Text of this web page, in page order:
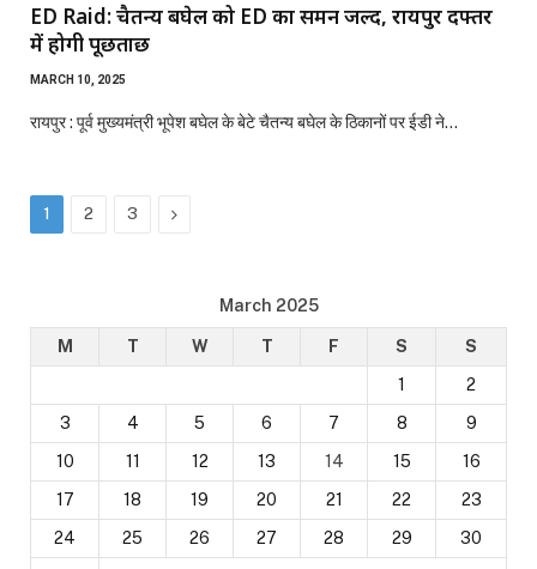
ED Raid: चैतन्य बघेल को ED का समन जल्द, रायपुर दफ्तर
में होगी पूछताछ
MARCH 10, 2025
रायपुर : पूर्व मुख्यमंत्री भूपेश बघेल के बेटे चैतन्य बघेल के ठिकानों पर ईडी ने…
1 2 3 Next
March 2025
M T W T F S
S
1
2
3
4 5 6 7 8
9
10
11 12 13 14 15
16
17
18 19 20 21 22
23
24
25 26 27 28 29
30